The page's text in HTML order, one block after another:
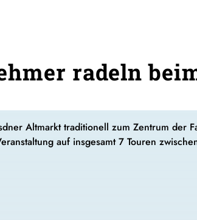
radeln
Altmarkt traditionell zum Zentrum der
auf insgesamt 7 Touren